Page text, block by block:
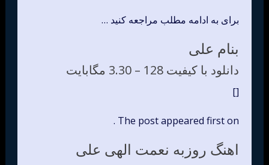
برای به ادامه مطلب مراجعه کنید …
بنام علی
دانلود با کیفیت 128 – 3.30 مگابایت
[]
The post appeared first on .
اهنگ روزبه نعمت الهی علی